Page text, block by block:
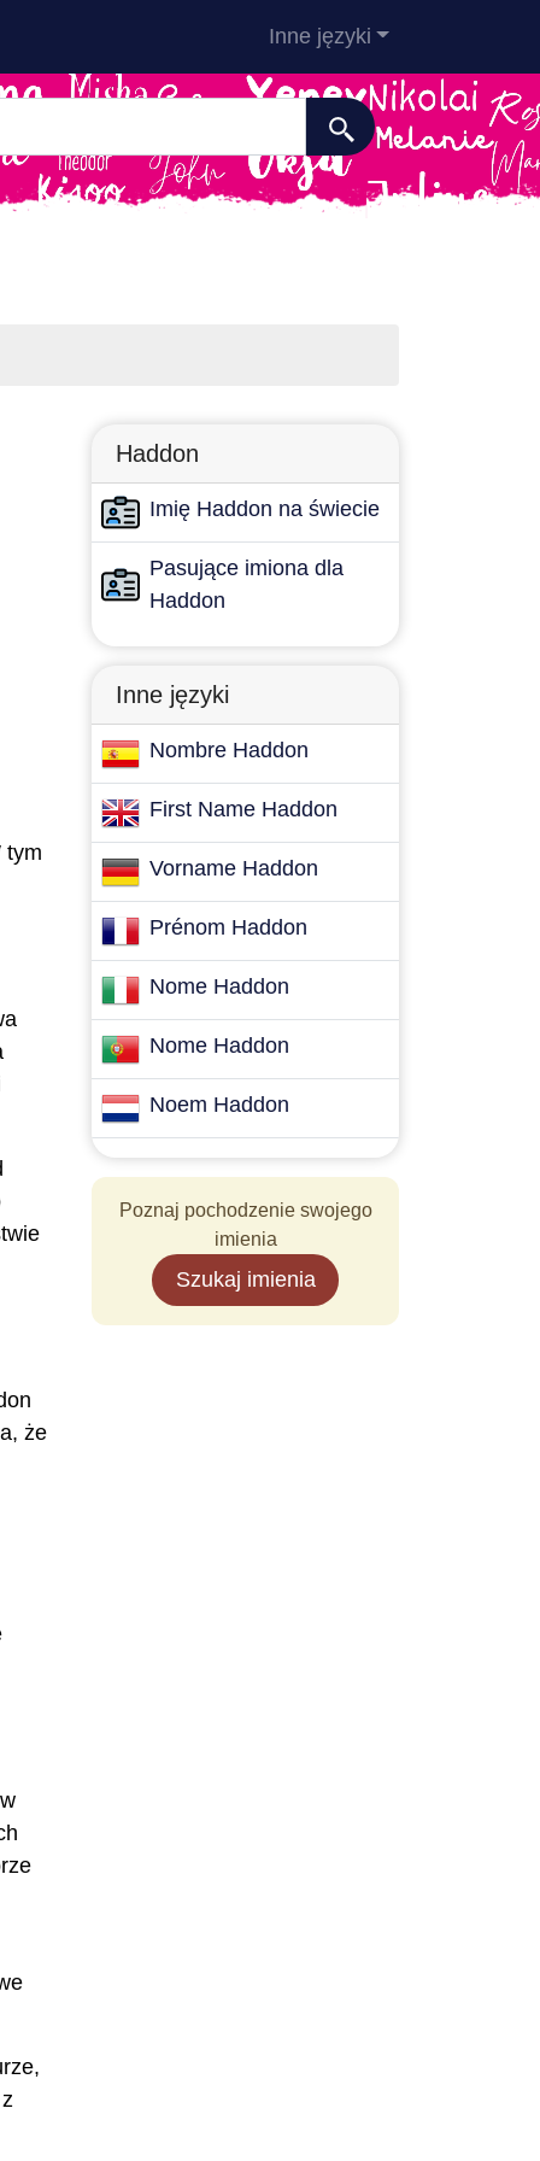
Inne języki
tym
że
Haddon
Imię Haddon na świecie
Pasujące imiona dla
Haddon
Inne języki
Nombre Haddon
First Name Haddon
Vorname Haddon
Prénom Haddon
Nome Haddon
Nome Haddon
Noem Haddon
Poznaj pochodzenie swojego
imienia
Szukaj imienia